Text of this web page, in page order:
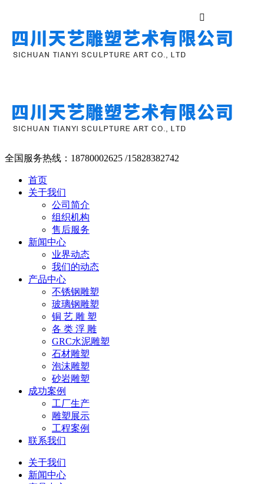

全国服务热线： 18780002625 /15828382742
首页
关于我们
公司简介
组织机构
售后服务
新闻中心
业界动态
我们的动态
产品中心
不锈钢雕塑
玻璃钢雕塑
铜 艺 雕 塑
各 类 浮 雕
GRC水泥雕塑
石材雕塑
泡沫雕塑
砂岩雕塑
成功案例
工厂生产
雕塑展示
工程案例
联系我们
关于我们
新闻中心